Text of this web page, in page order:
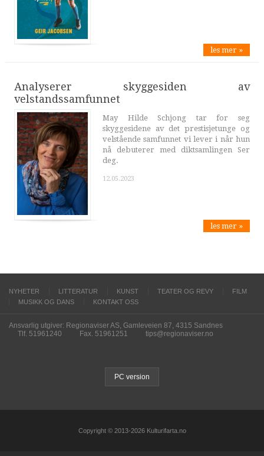
les mer »
Analyserer skyggesiden av
velstandssamfunnet
May Hilde Schjong tar for seg
skyggesidene av det prestisjetunge og
velstående samfunnet vi lever i når hun
nå debuterer med diktsamlingen Ser
deg.
12.05.2023
les mer »
NYHETER LITTERATUR KUNST TEATER OG REVY
FILM
MUSIKK OG DANS
KONTAKT OSS
Ansvarlig utgiver: Regionaviser AS, Gamleveien 87, 4315 Sandnes
Tlf. 51961240
Fax. 51961251 tips@regionaviser.no
PC version
Copyright © 2013-2026 Kulturifarta.no